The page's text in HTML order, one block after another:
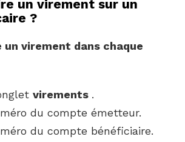
un virement sur un
?
un virement dans chaque
virements .
du compte émetteur.
du compte bénéficiaire.